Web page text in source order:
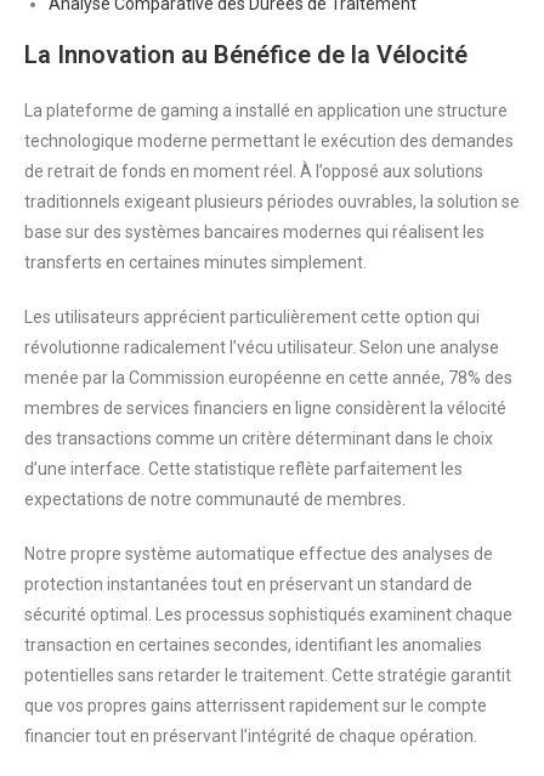
La Innovation au Bénéfice de la Vélocité
La plateforme de gaming a installé en application une structure
technologique moderne permettant le exécution des demandes
de retrait de fonds en moment réel. À l’opposé aux solutions
traditionnels exigeant plusieurs périodes ouvrables, la solution se
base sur des systèmes bancaires modernes qui réalisent les
transferts en certaines minutes simplement.
Les utilisateurs apprécient particulièrement cette option qui
révolutionne radicalement l’vécu utilisateur. Selon une analyse
menée par la Commission européenne en cette année, 78% des
membres de services financiers en ligne considèrent la vélocité
des transactions comme un critère déterminant dans le choix
d’une interface. Cette statistique reflète parfaitement les
expectations de notre communauté de membres.
Notre propre système automatique effectue des analyses de
protection instantanées tout en préservant un standard de
sécurité optimal. Les processus sophistiqués examinent chaque
transaction en certaines secondes, identifiant les anomalies
potentielles sans retarder le traitement. Cette stratégie garantit
que vos propres gains atterrissent rapidement sur le compte
financier tout en préservant l’intégrité de chaque opération.